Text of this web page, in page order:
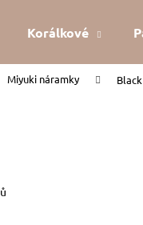
Korálkové
Miyuki náramky